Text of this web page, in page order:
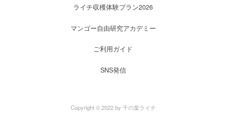
ライチ収穫体験プラン2026
マンゴー自由研究アカデミー
ご利用ガイド
SNS発信
Copyright © 2022 by 千の葉ライチ